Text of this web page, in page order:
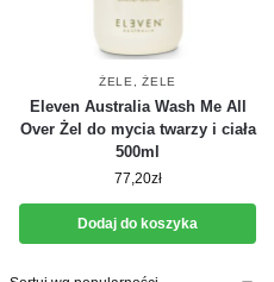
ŻELE ,ŻELE
Eleven Australia Wash Me All
Over Żel do mycia twarzy i ciała
500ml
77,20zł
Dodaj do koszyka